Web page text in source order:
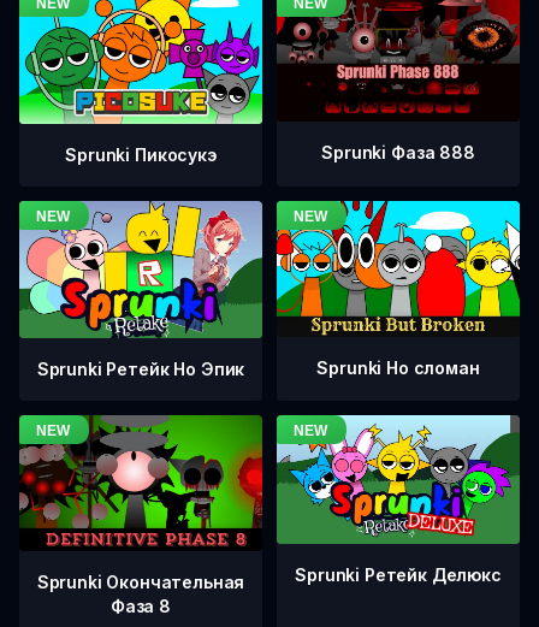
Sprunki Пикосукэ Sprunki Фаза 888
Sprunki Ретейк Но Эпик Sprunki Но сломан
Sprunki Окончательная
Фаза 8
Sprunki Ретейк Делюкс